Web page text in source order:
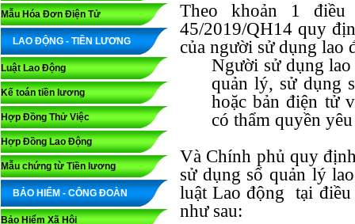
Mẫu Hóa Đơn Điện Tử
LAO ĐỘNG - TIỀN LƯƠNG
Luật Lao Động
Kế toán tiền lương
Hợp Đồng Thử Việc
Hợp Đồng Lao Động
Mẫu chứng từ Tiền lương
BẢO HIỂM - CÔNG ĐOÀN
Bảo Hiểm Xã Hội
Theo khoản 1
45/2019/QH14 quy
của người sử dụng lao
Người sử dụng
quản lý, sử dụng
hoặc bản điện tử
có thẩm quyền
Và Chính phủ quy
sử dụng sổ quản lý
luật Lao động tại
như sau: